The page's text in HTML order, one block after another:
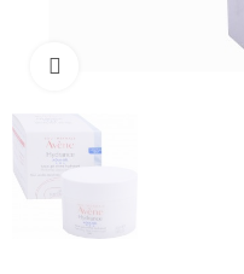
Cliquez pour